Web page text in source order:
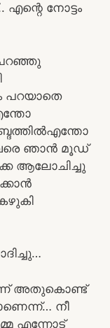
നോട്ടം
പറഞ്ഞു
പറയാതെ
ഞാൻ മൂഡ്
ആലോചിച്ചു
അതുകൊണ്ട്‌
നീ
എന്നോട്